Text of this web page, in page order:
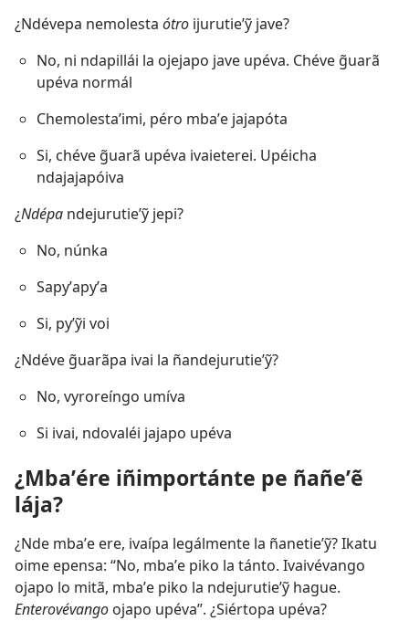
¿Ndévepa nemolesta ótro ijurutieʼỹ jave?
No, ni ndapillái la ojejapo jave upéva. Chéve g̃uarã
upéva normál
Chemolestaʼimi, péro mbaʼe jajapóta
Si, chéve g̃uarã upéva ivaieterei. Upéicha
ndajajapóiva
¿Ndépa ndejurutieʼỹ jepi?
No, núnka
Sapyʼapyʼa
Si, pyʼỹi voi
¿Ndéve g̃uarãpa ivai la ñandejurutieʼỹ?
No, vyroreíngo umíva
Si ivai, ndovaléi jajapo upéva
¿Mbaʼére iñimportánte pe ñañeʼẽ
lája?
¿Nde mbaʼe ere, ivaípa legálmente la ñanetieʼỹ? Ikatu
oime epensa: “No, mbaʼe piko la tánto. Ivaivévango
ojapo lo mitã, mbaʼe piko la ndejurutieʼỹ hague.
Enterovévango ojapo upéva”. ¿Siértopa upéva?